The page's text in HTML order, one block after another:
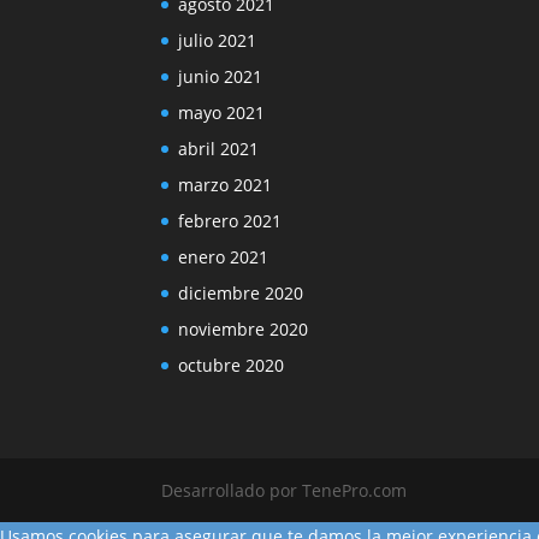
julio 2021
junio 2021
mayo 2021
abril 2021
marzo 2021
febrero 2021
enero 2021
diciembre 2020
noviembre 2020
octubre 2020
Desarrollado por TenePro.com